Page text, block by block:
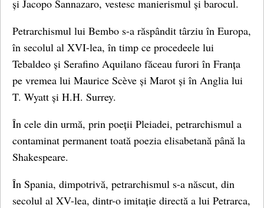
și Jacopo Sannazaro, vestesc manierismul și barocul.
Petrarchismul lui Bembo s-a răspândit târziu în Europa,
în secolul al XVI-lea, în timp ce procedeele lui
Tebaldeo și Serafino Aquilano făceau furori în Franța
pe vremea lui Maurice Scève și Marot și în Anglia lui
T. Wyatt și H.H. Surrey.
În cele din urmă, prin poeții Pleiadei, petrarchismul a
contaminat permanent toată poezia elisabetană până la
Shakespeare.
În Spania, dimpotrivă, petrarchismul s-a născut, din
secolul al XV-lea, dintr-o imitație directă a lui Petrarca,